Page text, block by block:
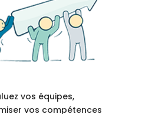
vos équipes,
vos compétences